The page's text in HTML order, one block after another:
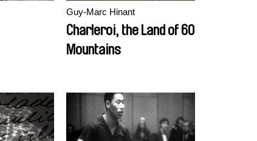
Guy-Marc Hinant
Charleroi, the Land of 60
Mountains